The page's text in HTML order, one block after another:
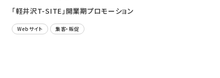
「軽井沢T-SITE」開業期プロモーション
Webサイト 集客・販促